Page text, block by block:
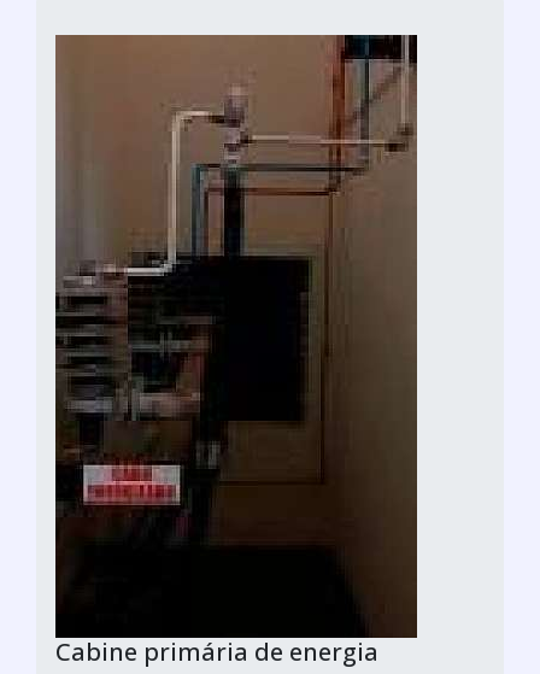
Cabine primária de energia